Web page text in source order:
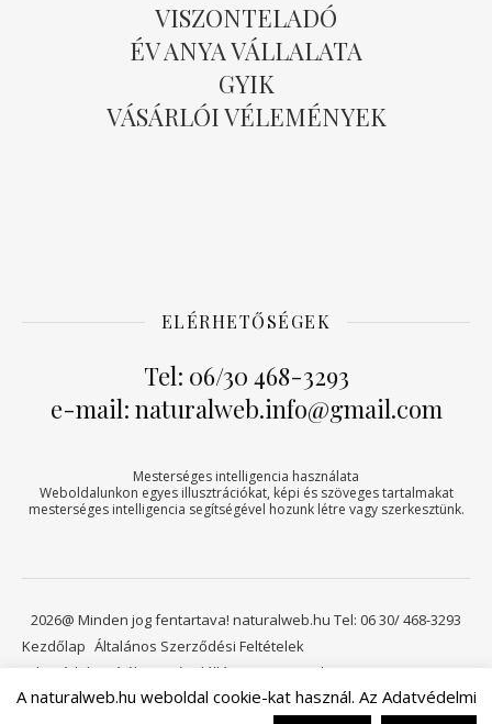
VISZONTELADÓ
ÉV ANYA VÁLLALATA
GYIK
VÁSÁRLÓI VÉLEMÉNYEK
ELÉRHETŐSÉGEK
Tel: 06/30 468-3293
e-mail: naturalweb.info@gmail.com
Mesterséges intelligencia használata
Weboldalunkon egyes illusztrációkat, képi és szöveges tartalmakat
mesterséges intelligencia segítségével hozunk létre vagy szerkesztünk.
2026@ Minden jog fentartava! naturalweb.hu Tel: 06 30/ 468-3293
Kezdőlap Általános Szerződési Feltételek
Adatvédelmi tájékoztató
Elállási jog
Kapcsolat
Viszonteladóknak Kosár
A naturalweb.hu weboldal cookie-kat használ. Az Adatvédelmi